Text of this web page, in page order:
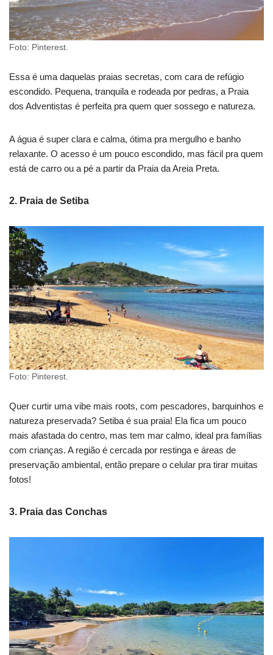
Foto: Pinterest.
Essa é uma daquelas praias secretas, com cara de refúgio
escondido. Pequena, tranquila e rodeada por pedras, a Praia
dos Adventistas é perfeita pra quem quer sossego e natureza.
A água é super clara e calma, ótima pra mergulho e banho
relaxante. O acesso é um pouco escondido, mas fácil pra quem
está de carro ou a pé a partir da Praia da Areia Preta.
2. Praia de Setiba
Foto: Pinterest.
Quer curtir uma vibe mais roots, com pescadores, barquinhos e
natureza preservada? Setiba é sua praia! Ela fica um pouco
mais afastada do centro, mas tem mar calmo, ideal pra famílias
com crianças. A região é cercada por restinga e áreas de
preservação ambiental, então prepare o celular pra tirar muitas
fotos!
3. Praia das Conchas